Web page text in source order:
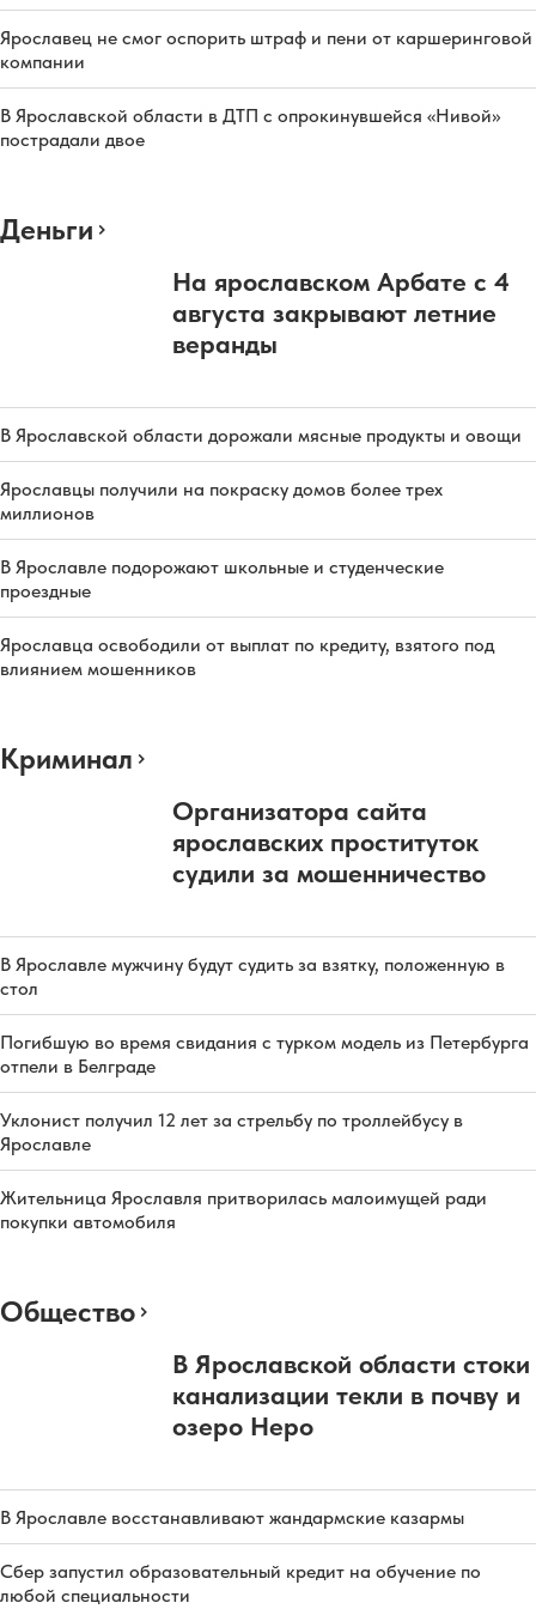
Ярославец не смог оспорить штраф и пени от каршеринговой
компании
В Ярославской области в ДТП с опрокинувшейся «Нивой»
пострадали двое
Деньги
На ярославском Арбате с 4
августа закрывают летние
веранды
В Ярославской области дорожали мясные продукты и овощи
Ярославцы получили на покраску домов более трех
миллионов
В Ярославле подорожают школьные и студенческие
проездные
Ярославца освободили от выплат по кредиту, взятого под
влиянием мошенников
Криминал
Организатора сайта
ярославских проституток
судили за мошенничество
В Ярославле мужчину будут судить за взятку, положенную в
стол
Погибшую во время свидания с турком модель из Петербурга
отпели в Белграде
Уклонист получил 12 лет за стрельбу по троллейбусу в
Ярославле
Жительница Ярославля притворилась малоимущей ради
покупки автомобиля
Общество
В Ярославской области стоки
канализации текли в почву и
озеро Неро
В Ярославле восстанавливают жандармские казармы
Сбер запустил образовательный кредит на обучение по
любой специальности